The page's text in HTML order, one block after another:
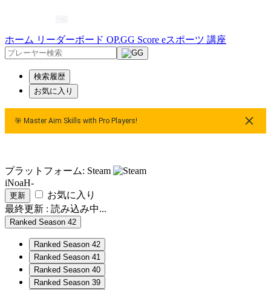
ホーム リーダーボード OP.GG Score eスポーツ 講座
検索履歴
お気に入り
🎯 Master Aim Skills with Pro Players!
プラットフォーム: Steam
iNoaH-
更新
お気に入り
最終更新 : 読み込み中...
Ranked Season 42
Ranked Season 42
Ranked Season 41
Ranked Season 40
Ranked Season 39